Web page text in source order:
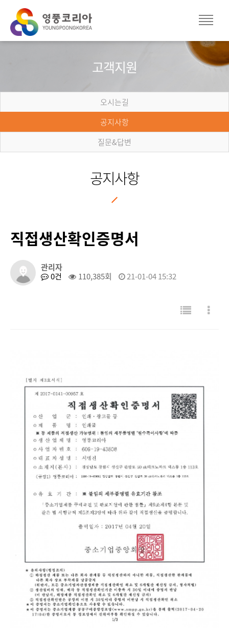
고객지원
오시는길
공지사항
질문&답변
공지사항
직접생산확인증명서
관리자
0건
110,385회 21-01-04 15:32